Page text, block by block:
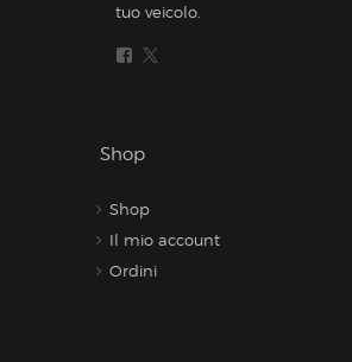
tuo veicolo.
Shop
Shop
Il mio account
Ordini